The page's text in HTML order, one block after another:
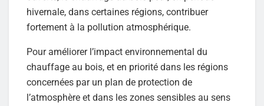
hivernale, dans certaines régions, contribuer
fortement à la pollution atmosphérique.
Pour améliorer l’impact environnemental du
chauffage au bois, et en priorité dans les régions
concernées par un plan de protection de
l’atmosphère et dans les zones sensibles au sens